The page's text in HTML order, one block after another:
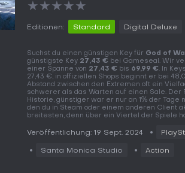
★★★★★
Editionen: Standard Digital Deluxe
Suchst du einen günstigen Key für God of
günstigste Key 27,43 € bei Gameseal. Wir
einer Spanne von 27,43 € bis 69,99 €. In
27,43 €, in offiziellen Shops beginnt er bei
Abstand zwischen den Extremen oft ein
schwerer als das Warten auf einen Sale.
Historie, günstiger war er nur an 1% der Tage
den du in Steam oder einem anderen Client
breitesten, denn über ein Viertel der Spiele
Veröffentlichung: 19 Sept. 2024
Santa Monica Studio Action